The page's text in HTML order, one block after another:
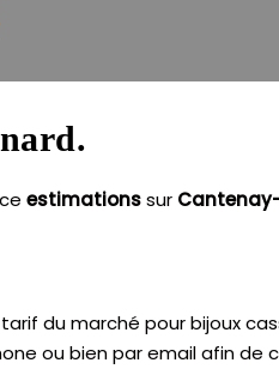
estimationssur
du marché pour bijoux
ou bien par email afin de